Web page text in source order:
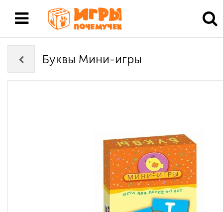
Буквы Мини-игры